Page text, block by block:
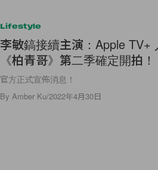
Lifestyle
李敏鎬接續主演：Apple TV+
《柏青哥》第二季確定開拍！
官方正式宣佈消息！
By Amber Ku/2022年4月30日